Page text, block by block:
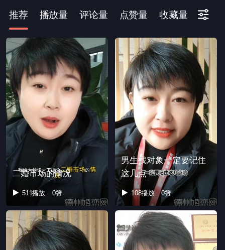
推荐 播放量 评论量 点赞量 收藏量
下拉刷新
二婚市场的情况
511播放 0赞
男生找对象一定要记住
这几点
108播放 0赞